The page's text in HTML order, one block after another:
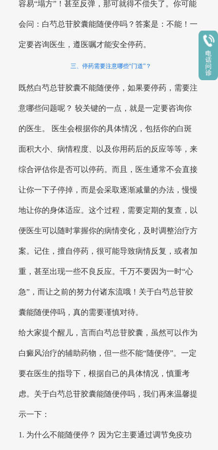
容易“塌方”！甚至反弹，那可就得不偿失了。你可能
会问：白芍总苷胶囊能随便停吗？答案是：不能！一
定要咨询医生，遵医嘱才能安全停药。
三、停药需要注意哪些“门道”？
既然白芍总苷胶囊不能随便停，如果要停药，需要注
意哪些问题呢？ 较关键的一点，就是一定要咨询你
的医生。 医生会根据你的具体情况，包括你的白斑
面积大小、病情程度、以及你用药后的反应等等，来
综合评估你是否可以停药。而且，医生通常不会直接
让你一下子停掉，而是会采取逐渐减量的办法，慢慢
地让你的身体适应。这个过程，需要定期的复查，以
便医生可以随时掌握你的病情变化，及时调整治疗方
案。记住，擅自停药，很可能导致病情反复，或者加
重，甚至出现一些不良反应。千万不要因为一时“心
急”，而让之前的努力付诸东流哦！关于白芍总苷胶
囊能随便停吗，真的需要谨慎对待。
给大家提个醒儿，言而白芍总苷胶囊，虽然可以作为
白癜风治疗的辅助药物，但一些不能“随便停”。一定
要在医生的指导下，根据自己的具体情况，慎重考
虑。关于白芍总苷胶囊能随便停吗，我们再来温馨提
示一下：
1. 为什么不能随便停？ 因为它主要通过调节免疫功